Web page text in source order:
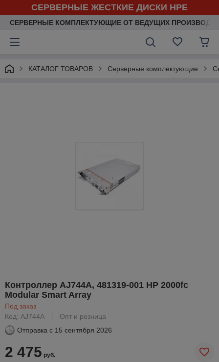
СЕРВЕРНЫЕ ЖЕСТКИЕ ДИСКИ HPE
СЕРВЕРНЫЕ КОМПЛЕКТУЮЩИЕ ОТ ВЕДУЩИХ
КАТАЛОГ ТОВАРОВ Серверные комплектующие
Контроллер AJ744A, 481319-001 HP 2000fc
Modular Smart Array
Под заказ
Код: AJ744A
Опт и розница
Отправка с 15 сентября 2026
2 475 руб.